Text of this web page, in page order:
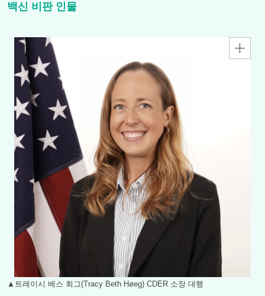
백신 비판 인물
▲트레이시 베스 회그(Tracy Beth Høeg) CDER 소장 대행